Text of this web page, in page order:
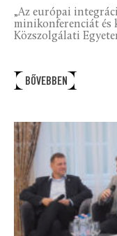
„Az európai
minikonferenciát és
Közszolgálati
BŐVEBBEN